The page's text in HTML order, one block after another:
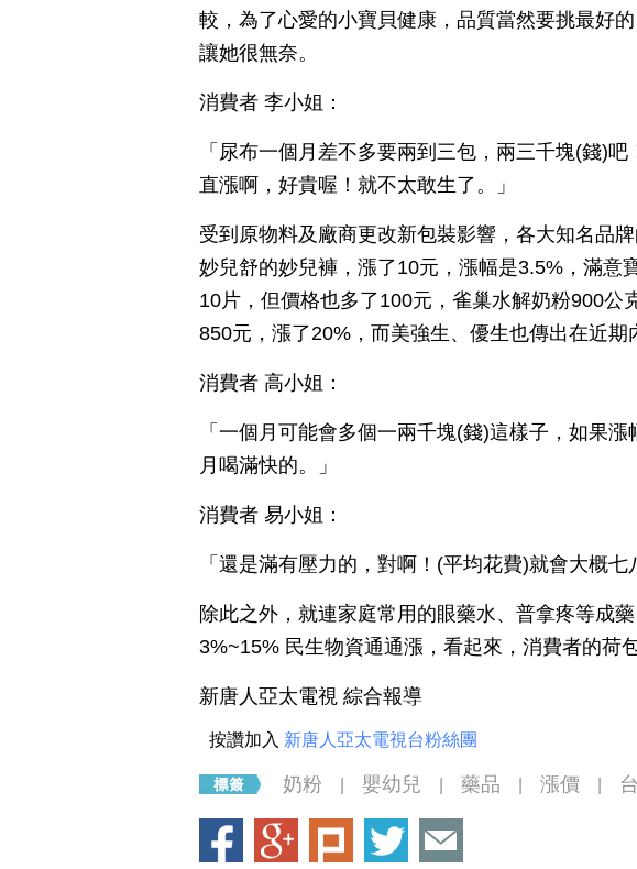
較，為了心愛的小寶貝健康，品質當然要挑最好
讓她很無奈。
消費者 李小姐：
「尿布一個月差不多要兩到三包，兩三千塊(錢)
直漲啊，好貴喔！就不太敢生了。」
受到原物料及廠商更改新包裝影響，各大知名品
妙兒舒的妙兒褲，漲了10元，漲幅是3.5%，滿意
10片，但價格也多了100元，雀巢水解奶粉900公
850元，漲了20%，而美強生、優生也傳出在近期
消費者 高小姐：
「一個月可能會多個一兩千塊(錢)這樣子，如果
月喝滿快的。」
消費者 易小姐：
「還是滿有壓力的，對啊！(平均花費)就會大概七
除此之外，就連家庭常用的眼藥水、普拿疼等成
3%~15% 民生物資通通漲，看起來，消費者的荷
新唐人亞太電視 綜合報導
按讚加入 新唐人亞太電視台粉絲團
奶粉 嬰幼兒 藥品 漲價